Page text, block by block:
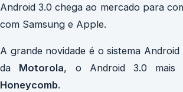
Android 3.0 chega ao mercado para
com Samsung e Apple.
A grande novidade é o sistema
da Motorola, o Android 3.0 mais
Honeycomb.